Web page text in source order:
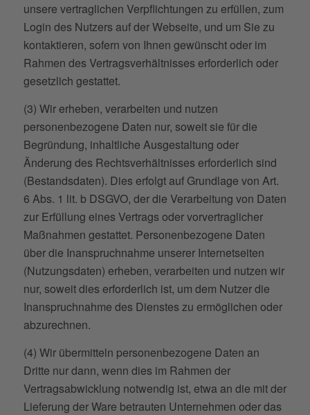
unsere vertraglichen Verpflichtungen zu erfüllen, zum
Login des Nutzers auf der Webseite, und um Sie zu
kontaktieren, sofern von Ihnen gewünscht oder im
Rahmen des Vertragsverhältnisses erforderlich oder
gesetzlich gestattet.
(3) Wir erheben, verarbeiten und nutzen
personenbezogene Daten nur, soweit sie für die
Begründung, inhaltliche Ausgestaltung oder
Änderung des Rechtsverhältnisses erforderlich sind
(Bestandsdaten). Dies erfolgt auf Grundlage von Art.
6 Abs. 1 lit. b DSGVO, der die Verarbeitung von Daten
zur Erfüllung eines Vertrags oder vorvertraglicher
Maßnahmen gestattet. Personenbezogene Daten
über die Inanspruchnahme unserer Internetseiten
(Nutzungsdaten) erheben, verarbeiten und nutzen wir
nur, soweit dies erforderlich ist, um dem Nutzer die
Inanspruchnahme des Dienstes zu ermöglichen oder
abzurechnen.
(4) Wir übermitteln personenbezogene Daten an
Dritte nur dann, wenn dies im Rahmen der
Vertragsabwicklung notwendig ist, etwa an die mit der
Lieferung der Ware betrauten Unternehmen oder das